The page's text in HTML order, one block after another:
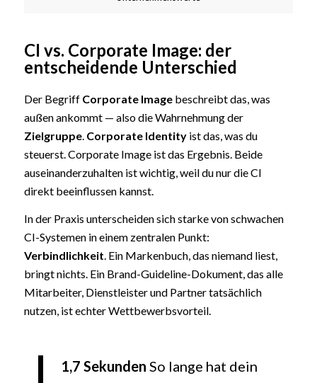
CI vs. Corporate Image: der
entscheidende Unterschied
Der Begriff Corporate Imagebeschreibt das, was
außen ankommt — also die Wahrnehmung der
Zielgruppe. Corporate Identityist das, was du
steuerst. Corporate Image ist das Ergebnis. Beide
auseinanderzuhalten ist wichtig, weil du nur die CI
direkt beeinflussen kannst.
In der Praxis unterscheiden sich starke von schwachen
CI-Systemen in einem zentralen Punkt:
Verbindlichkeit. Ein Markenbuch, das niemand liest,
bringt nichts. Ein Brand-Guideline-Dokument, das alle
Mitarbeiter, Dienstleister und Partner tatsächlich
nutzen, ist echter Wettbewerbsvorteil.
1,7 Sekunden So lange hat dein